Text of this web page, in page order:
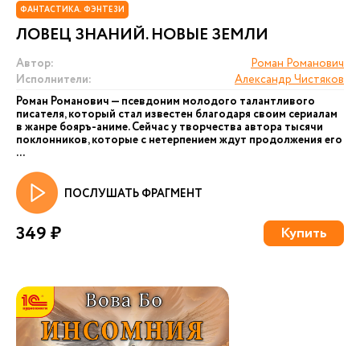
ФАНТАСТИКА. ФЭНТЕЗИ
ЛОВЕЦ ЗНАНИЙ. НОВЫЕ ЗЕМЛИ
Автор:
Роман Романович
Исполнители:
Александр Чистяков
Роман Романович — псевдоним молодого талантливого
писателя, который стал известен благодаря своим сериалам
в жанре бояръ-аниме. Сейчас у творчества автора тысячи
поклонников, которые с нетерпением ждут продолжения его
...
ПОСЛУШАТЬ ФРАГМЕНТ
349 ₽ Купить